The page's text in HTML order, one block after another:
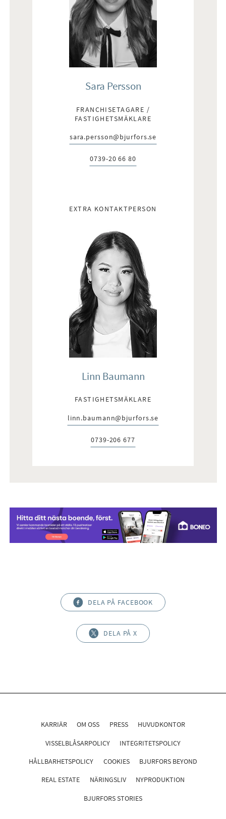
Sara Persson
FRANCHISETAGARE /
FASTIGHETSMÄKLARE
E-post:
sara.persson@bjurfors.se
Telefon:
0739-20 66 80
EXTRA KONTAKTPERSON
Linn Baumann
FASTIGHETSMÄKLARE
E-post:
linn.baumann@bjurfors.se
Telefon:
0739-206 677
DELA PÅ FACEBOOK
DELA PÅ X
KARRIÄR OM OSS PRESS HUVUDKONTOR
VISSELBLÅSARPOLICY INTEGRITETSPOLICY
HÅLLBARHETSPOLICY COOKIES BJURFORS BEYOND
REAL ESTATE NÄRINGSLIV NYPRODUKTION
BJURFORS STORIES